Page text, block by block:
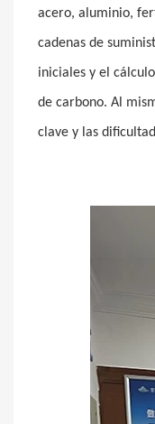
acero, aluminio,
cadenas de
iniciales y el
de carbono. Al
clave y las